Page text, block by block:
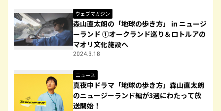
ウェブマガジン
森山直太朗の「地球の歩き方」 in ニュージ
ーランド ①オークランド巡り＆ロトルアの
マオリ文化施設へ
2024.3.18
ニュース
真夜中ドラマ「地球の歩き方」森山直太朗
のニュージーランド編が3週にわたって放
送開始！